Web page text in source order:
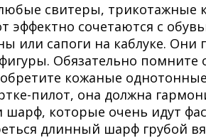
свитеры,
эффектно сочетаются с
или сапоги на каблуке.
Обязательно помните
кожаные
пилот, она должна
которые очень идут
длинный шарф грубой